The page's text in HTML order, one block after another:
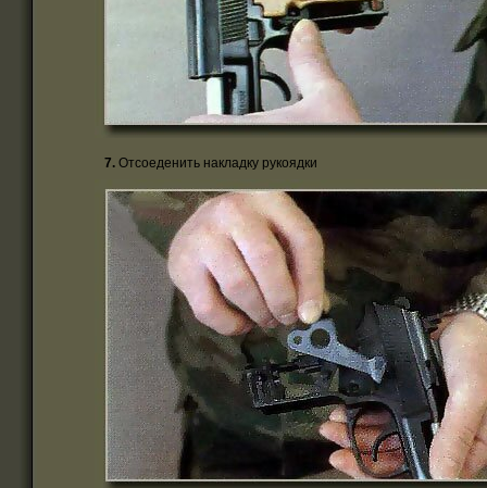
7. Отсоеденить накладку рукоядки